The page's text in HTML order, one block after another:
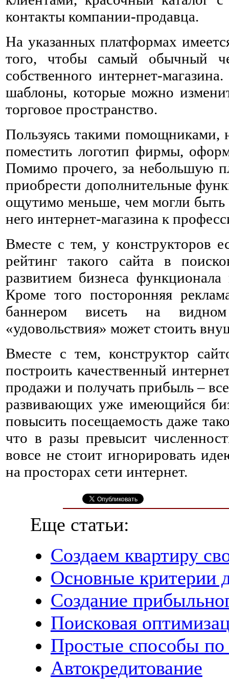
контакты компании-продавца.
На указанных платформах
того, чтобы самый обычный
собственного интернет-
шаблоны, которые можно
торговое пространство.
Пользуясь такими помощниками,
поместить логотип фирмы,
Помимо прочего, за небольшую
приобрести дополнительные
ощутимо меньше, чем могли быть
него интернет-магазина к
Вместе с тем, у конструкторов
рейтинг такого сайта в
развитием бизнеса
Кроме того посторонняя
баннером висеть на
«удовольствия» может стоить
Вместе с тем, конструктор
построить качественный
продажи и получать прибыль –
развивающих уже имеющийся
повысить посещаемость даже
что в разы превысит
вовсе не стоит игнорировать
на просторах сети интернет.
Еще статьи:
Создаем квартиру
Основные критерии
Создание
Поисковая
Простые способы
Автокредитование